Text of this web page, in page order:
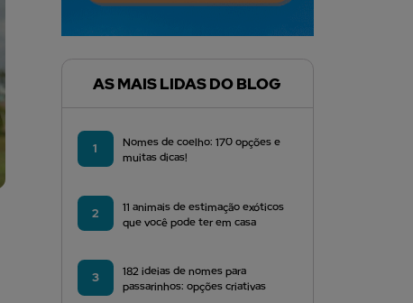
AS MAIS LIDAS DO BLOG
1
Nomes de coelho: 170 opções e
muitas dicas!
2
11 animais de estimação exóticos
que você pode ter em casa
3
182 ideias de nomes para
passarinhos: opções criativas